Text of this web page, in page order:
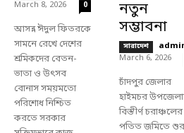
March 8, 2026
0
আসন্ন ঈদুল ফিতরকে
সামনে রেখে দেশের
শ্রমিকদের বেতন-
ভাতা ও উৎসব
বোনাস সময়মতো
পরিশোধ নিশ্চিত
করতে সরকার
নতুন
সম্ভাবনা
সারাদেশ
March 6, 2026
চাঁদপুর জেলার
হাইমচর
বিস্তীর্ণ চরাঞ্চলের
পতিত জমিতে